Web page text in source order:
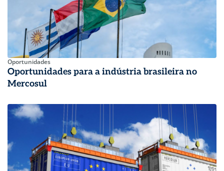
Oportunidades
Oportunidades para a indústria brasileira no
Mercosul